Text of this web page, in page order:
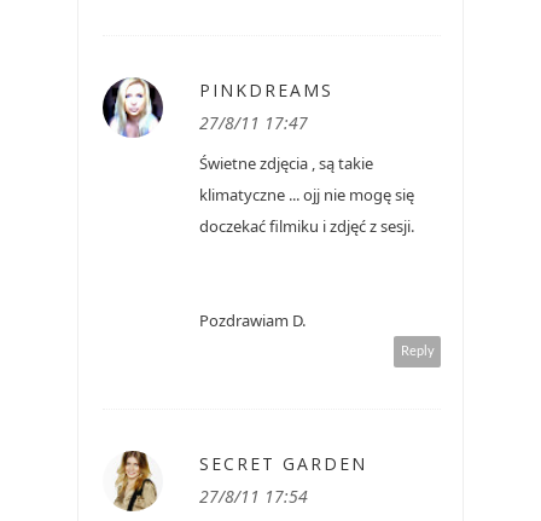
PINKDREAMS
27/8/11 17:47
Świetne zdjęcia , są takie
klimatyczne ... ojj nie mogę się
doczekać filmiku i zdjęć z sesji.
Pozdrawiam D.
Reply
SECRET GARDEN
27/8/11 17:54